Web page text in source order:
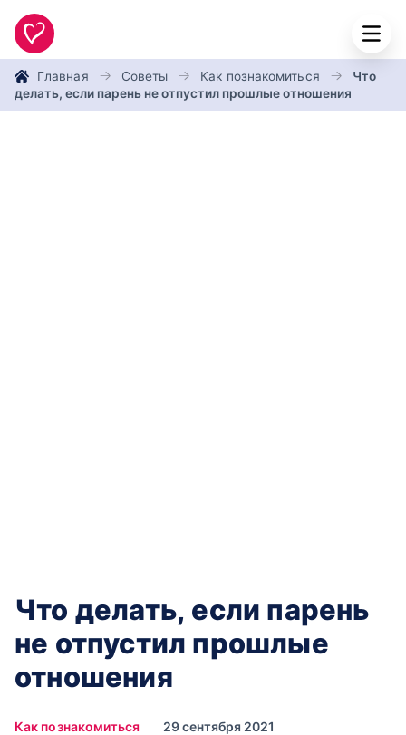
Главная Советы Как познакомиться
Что
делать, если парень не отпустил прошлые отношения
Что делать, если парень
не отпустил прошлые
отношения
Как познакомиться
29 сентября 2021